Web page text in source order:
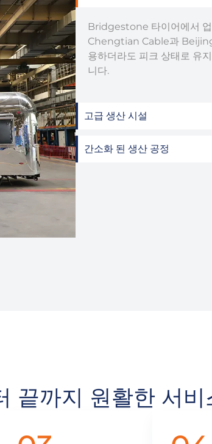
Bridgestone 타이어에서 업
Chengtian Cable과
용하더라도 피크 상태로 유
니다.
고급 생산 시설
간소화 된 생산 공정
끝까지 원활한 서비